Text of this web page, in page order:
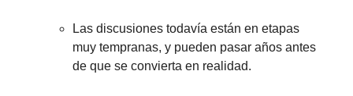
Las discusiones todavía están en etapas
muy tempranas, y pueden pasar años antes
de que se convierta en realidad.